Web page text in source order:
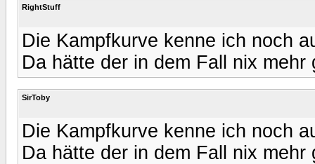
RightStuff
Die Kampfkurve kenne ich noch
Da hätte der in dem Fall nix mehr
SirToby
Die Kampfkurve kenne ich noch
Da hätte der in dem Fall nix mehr